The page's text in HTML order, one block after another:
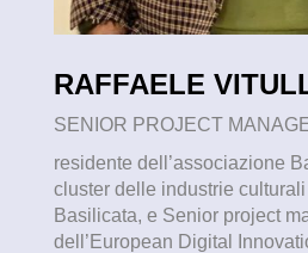
RAFFAELE
SENIOR PROJECT
residente dell’associazione
cluster delle industrie
Basilicata, e Senior project
dell’European Digital